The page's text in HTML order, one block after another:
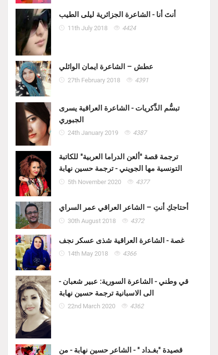
أنتَ أنا - الشاعرة الجزائرية ليلى الطيب
11th July 2018 4424
عطش – الشاعرة ايمان الوائلي
27th February 2018 4391
تبسُّم الذِّكريات - الشاعرة العراقية يسرى
الجبوري
24th January 2019 4387
ترجمة قصة "ألعن الدراما العربية" للكاتبة
التونسية مها الجويني - ترجمة حسين نهابة
5th November 2020 4377
أحتاجكِ أنتِ – الشاعر العراقي عمر السراي
30th August 2018 4372
غصة - الشاعرة العراقية شذى عسكر نجف
14th May 2018 4366
قي وطني - الشاعرة السورية: عبير شعبان -
الى الاسبانية ترجمة حسين نهابة
22nd March 2020 4362
قصيدة "بغـداد " - الشاعر حسين نهابة - من